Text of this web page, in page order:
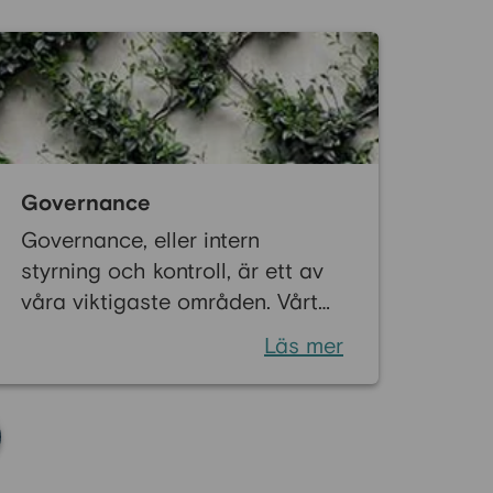
Governance
Governance, eller intern
styrning och kontroll, är ett av
våra viktigaste områden. Vårt
arbete på området gör att
Bluestep kan leva upp till
ambitionen att vara en
Läs mer